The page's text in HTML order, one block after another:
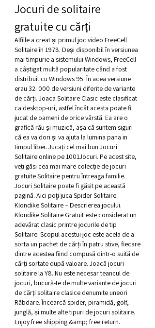
Jocuri de solitaire
gratuite cu cărți
Alfille a creat și primul joc video FreeCell
Solitaire în 1978. Deși disponibil în versiunea
mai timpurie a sistemului Windows, FreeCell
a câștigat multă popularitate când a fost
distribuit cu Windows 95. În acea versiune
erau 32. 000 de versiuni diferite de variante
de cărți. Joaca Solitaire Clasic este clasificat
ca desktop-uri, astfel încât acesta poate fi
jucat de oameni de orice vârstă. Ea are o
grafică rău și muzică, așa că suntem siguri
că ea va dori și va ajuta la lumina pana in
timpul liber. Jucați cel mai bun Jocuri
Solitaire online pe 1001Jocuri. Pe acest site,
veți găsi cea mai mare colecție de jocuri
gratuite Solitaire pentru întreaga familie.
Jocuri Solitaire poate fi găsit pe această
pagină. Aici poţi juca Spider Solitaire.
Klondike Solitaire – Descrierea jocului.
Klondike Solitaire Gratuit este considerat un
adevărat clasic printre jocurile de tip
Solitaire. Scopul acestui joc este acela de a
sorta un pachet de cărți în patru stive, fiecare
dintre acestea fiind compusă dintr-o suită de
cărți sortate după valoare. Joacă jocuri
solitaire la Y8. Nu este necesar teancul de
jocuri, bucură-te de multe variante de jocuri
de cărți solitaire clasice denumite uneori
Răbdare. Încearcă spider, piramidă, golf,
junglă, și multe alte tipuri de jocuri solitaire.
Enjoy free shipping &amp; free return.